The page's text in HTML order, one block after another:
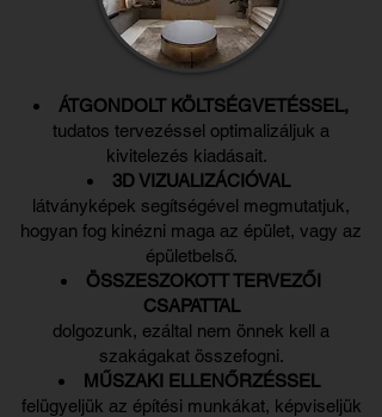
ÁTGONDOLT KÖLTSÉGVETÉSSEL,
tudatos tervezéssel optimalizáljuk a
kivitelezés kiadásait.
3D VIZUALIZÁCIÓVAL
látványképek segítségével megmutatjuk,
hogyan fog kinézni maga az épület, vagy az
épületbelső.
ÖSSZESZOKOTT TERVEZŐI
CSAPATTAL
dolgozunk, ezáltal nem önnek kell a
szakágakat összefogni.
MŰSZAKI ELLENŐRZÉSSEL
felügyeljük az építési munkákat, képviseljük